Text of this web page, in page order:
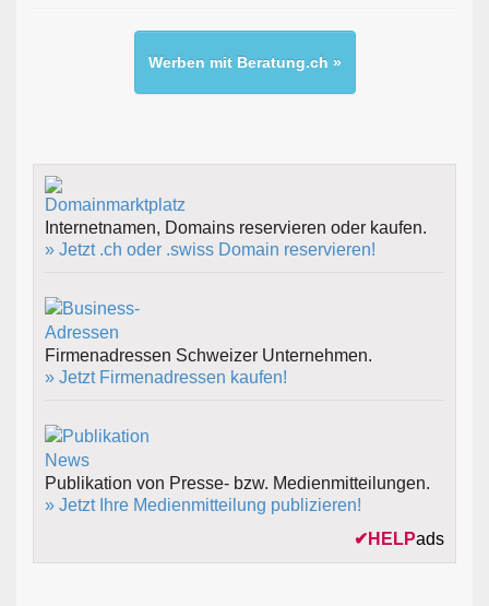
Werben mit Beratung.ch »
Internetnamen, Domains reservieren oder kaufen.
» Jetzt .ch oder .swiss Domain reservieren!
Firmenadressen Schweizer Unternehmen.
» Jetzt Firmenadressen kaufen!
Publikation von Presse- bzw. Medienmitteilungen.
» Jetzt Ihre Medienmitteilung publizieren!
✔ HELPads